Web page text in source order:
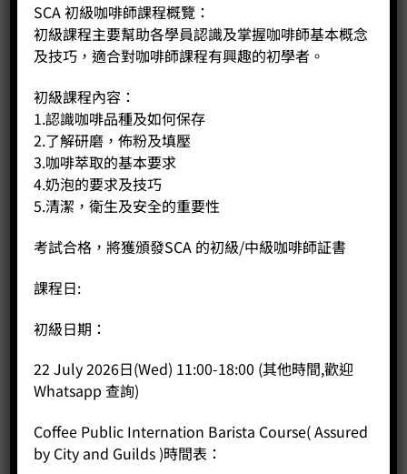
HK$129.00.HK$115.00.
+
SCA 初級咖啡師課程概覽：
初級課程主要幫助各學員認識及掌握咖啡師基本概念
及技巧，適合對咖啡師課程有興趣的初學者。
初級課程內容：
1.認識咖啡品種及如何保存
2.了解研磨，佈粉及填壓
3.咖啡萃取的基本要求
4.奶泡的要求及技巧
5.清潔，衛生及安全的重要性
考試合格，將獲頒發SCA 的初級/中級咖啡師証書
課程日:
初級日期：
22 July 2026日(Wed) 11:00-18:00 (其他時間,歡迎
Whatsapp 查詢)
Coffee Public Internation Barista Course( Assured
by City and Guilds )時間表：